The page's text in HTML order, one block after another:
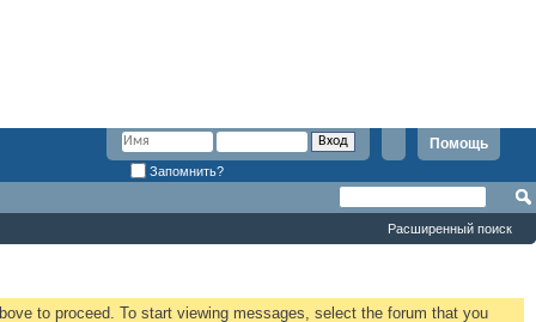
Помощь
Запомнить?
Расширенный поиск
to proceed. To start viewing messages, select the forum that you